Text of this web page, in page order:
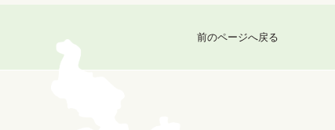
前のページへ戻る